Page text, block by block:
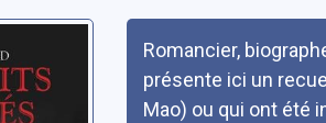
Romancier,
présente ici un
Mao) ou qui ont été